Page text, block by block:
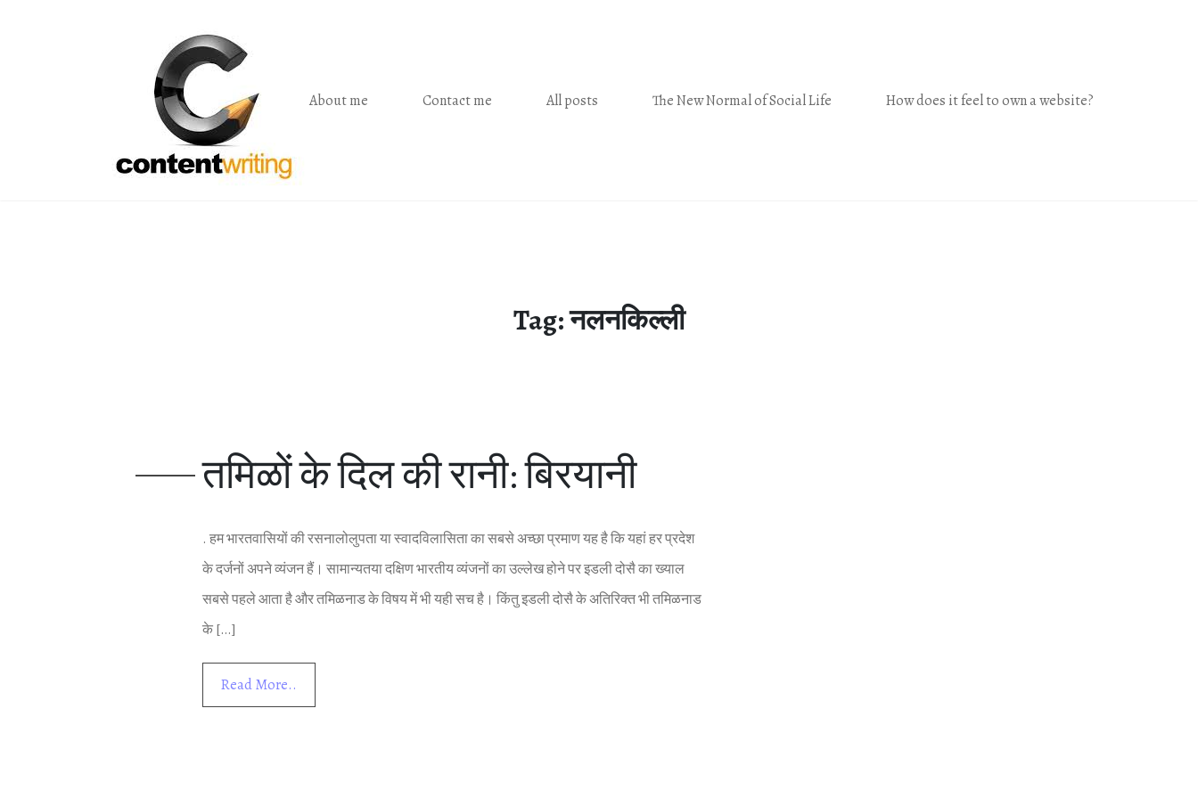
About me
Contact me All posts The New Normal of Social Life How does it feel to own a website?
Tag:नलनक‍िल्‍ली
तम‍िळों के द‍िल की रानी: ब‍िर‍यानी
. हम भारतवास‍ियों की रसनालोलुपता या स्‍वादव‍िलास‍िता का सबसे अच्‍छा प्रमाण यह है क‍ि यहां हर प्रदेश
के दर्जनों अपने व्‍यंजन हैं। सामान्‍यतया दक्ष‍िण भारतीय व्‍यंजनों का उल्‍लेख होने पर इडली दोसै का ख्‍याल
सबसे पहले आता है और तम‍िळनाड के व‍िषय में भी यही सच है। क‍िंतु इडली दोसै के अत‍िर‍िक्‍त भी तम‍िळनाड
के […]
Read More..